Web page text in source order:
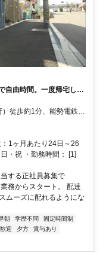
自由時間。一度帰宅して
る方もいます。午後は
希望に応じて業務追加
徒歩約1分、能勢電鉄妙
妙見線 妙見口徒歩約16
1ヶ月あたり24日～26
・祝 ・勤務時間： [1]
する正社員募集で
務からスタート。 配達
ムーズに配れるようにな
朝 学歴不問
固定時間制
迎 夕方
賞与あり